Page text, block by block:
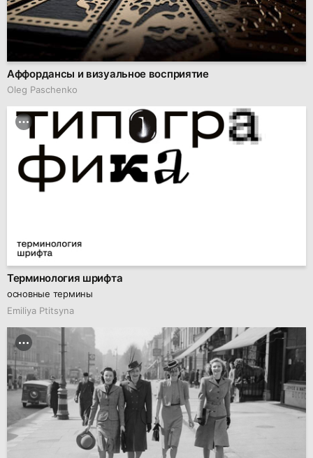
Аффордансы и визуальное восприятие
Oleg Paschenko
Терминология шрифта
основные термины
Emiliya Ptitsyna